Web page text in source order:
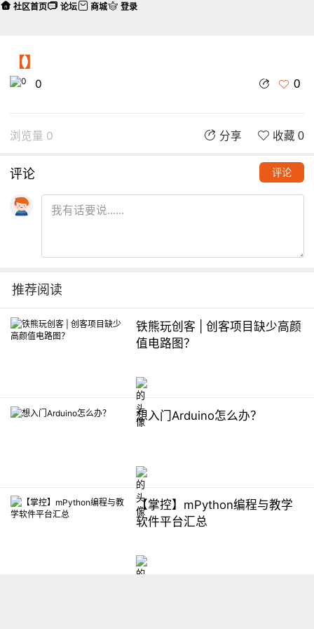
【】
0 0
浏览量 0 分享 收藏 0
评论 评论
推荐阅读
铁熊玩创客 | 创客项目缺少高颜
值电路图？
想入门Arduino怎么办？
【掌控】mPython编程与教学
软件平台汇总
社区首页 论坛 商城 登录